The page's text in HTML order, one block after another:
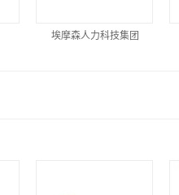
埃摩森人力科技集团